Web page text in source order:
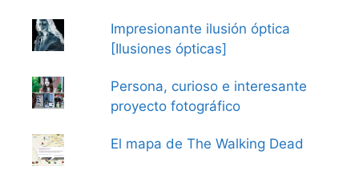
Impresionante ilusión óptica
[Ilusiones ópticas]
Persona, curioso e interesante
proyecto fotográfico
El mapa de The Walking Dead